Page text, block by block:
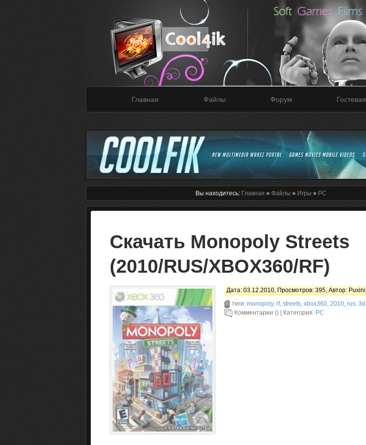
Главная Файлы Форум Гостевая
Вы находитесь: Главная » Файлы » Игры » PC
Скачать Monopoly Streets
(2010/RUS/XBOX360/RF)
Дата: 03.12.2010, Просмотров: 395, Автор: Puxini
теги: monopoly, rf, streets, xbox360, 2010, rus, 3d
Комментарии () | Категория: PC